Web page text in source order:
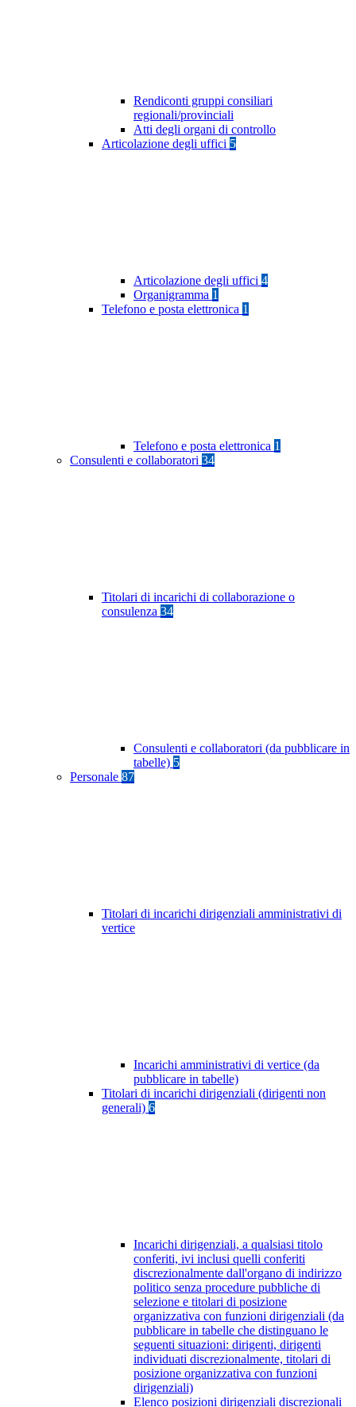
Rendiconti gruppi consiliari
regionali/provinciali
Atti degli organi di controllo
Articolazione degli uffici 5
Articolazione degli uffici 4
Organigramma 1
Telefono e posta elettronica 1
Telefono e posta elettronica 1
Consulenti e collaboratori 34
Titolari di incarichi di collaborazione o
consulenza 34
Consulenti e collaboratori (da pubblicare in
tabelle) 5
Personale 87
Titolari di incarichi dirigenziali amministrativi di
vertice
Incarichi amministrativi di vertice (da
pubblicare in tabelle)
Titolari di incarichi dirigenziali (dirigenti non
generali) 6
Incarichi dirigenziali, a qualsiasi titolo
conferiti, ivi inclusi quelli conferiti
discrezionalmente dall'organo di indirizzo
politico senza procedure pubbliche di
selezione e titolari di posizione
organizzativa con funzioni dirigenziali (da
pubblicare in tabelle che distinguano le
seguenti situazioni: dirigenti, dirigenti
individuati discrezionalmente, titolari di
posizione organizzativa con funzioni
dirigenziali)
Elenco posizioni dirigenziali discrezionali